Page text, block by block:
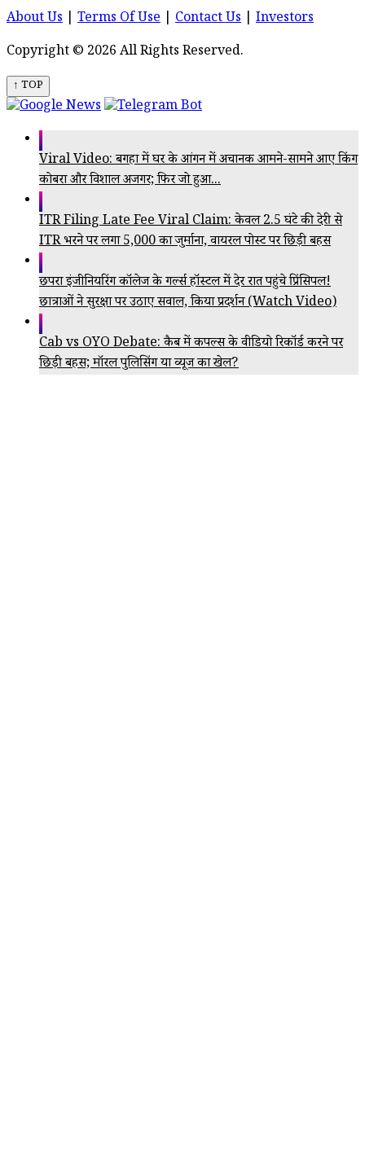
About Us Terms Of Use Contact Us
Investors
Copyright © 2026 All Rights Reserved.
↑ TOP
Viral Video: बगहा में घर के आंगन में अचानक आमने-सामने आए किंग
कोबरा और विशाल अजगर; फिर जो हुआ...
ITR Filing Late Fee Viral Claim: केवल 2.5 घंटे की देरी से
ITR भरने पर लगा ₹5,000 का जुर्माना, वायरल पोस्ट पर छिड़ी बहस
छपरा इंजीनियरिंग कॉलेज के गर्ल्स हॉस्टल में देर रात पहुंचे प्रिंसिपल!
छात्राओं ने सुरक्षा पर उठाए सवाल, किया प्रदर्शन (Watch Video)
Cab vs OYO Debate: कैब में कपल्स के वीडियो रिकॉर्ड करने पर
छिड़ी बहस; मॉरल पुलिसिंग या व्यूज का खेल?